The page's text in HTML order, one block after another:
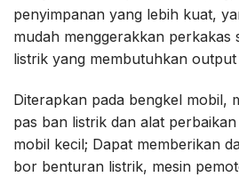
penyimpanan yang lebih kuat,
mudah menggerakkan perkakas
listrik yang membutuhkan
Diterapkan pada bengkel mobil,
pas ban listrik dan alat
mobil kecil; Dapat memberikan
bor benturan listrik, mesin